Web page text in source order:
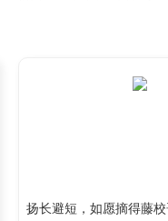
扬长避短，如愿摘得藤